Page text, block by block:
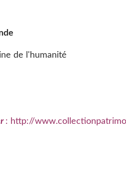
de l'humanité
: http://